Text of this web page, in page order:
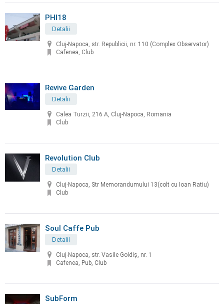
PHI18
Detalii
Cluj-Napoca, str. Republicii, nr. 110 (Complex Observator)
Cafenea, Club
Revive Garden
Detalii
Calea Turzii, 216 A, Cluj-Napoca, Romania
Club
Revolution Club
Detalii
Cluj-Napoca, Str Memorandumului 13(colt cu Ioan Ratiu)
Club
Soul Caffe Pub
Detalii
Cluj-Napoca, str. Vasile Goldiș, nr. 1
Cafenea, Pub, Club
SubForm